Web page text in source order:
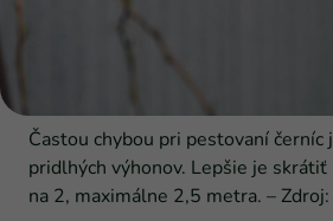
Častou chybou pri pestovaní černíc
pridlhých výhonov. Lepšie je skrátiť
na 2, maximálne 2,5 metra. –